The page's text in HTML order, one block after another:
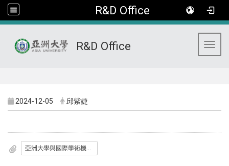
R&D Office
R&D Office
2024-12-05 邱紫婕
亞洲大學與國際學術機構合作個人獎勵要點_1050523.pdf